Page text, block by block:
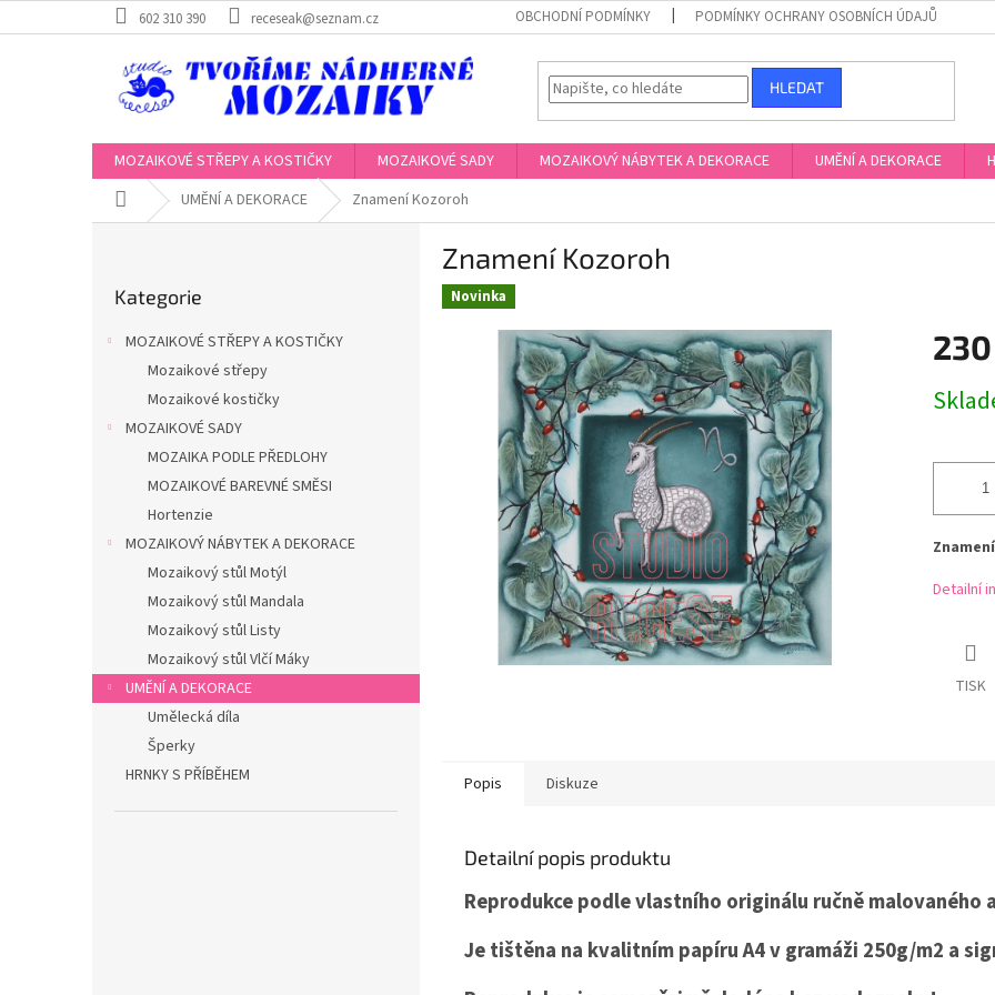
na
602 310 390 receseak@seznam.cz OBCHODNÍ PODMÍNKY PODMÍNKY OCHRANY OSOBNÍCH ÚDAJŮ
HLEDAT
MOZAIKOVÉ STŘEPY A KOSTIČKY MOZAIKOVÉ SADY MOZAIKOVÝ NÁBYTEK A DEKORACE UMĚNÍ A DEKORACE
Domů UMĚNÍ A DEKORACE Znamení Kozoroh
kategorie
Kategorie
MOZAIKOVÉ STŘEPY A KOSTIČKY
Mozaikové střepy
Mozaikové kostičky
MOZAIKOVÉ SADY
MOZAIKA PODLE PŘEDLOHY
MOZAIKOVÉ BAREVNÉ SMĚSI
Hortenzie
MOZAIKOVÝ NÁBYTEK A DEKORACE
Mozaikový stůl Motýl
Mozaikový stůl Mandala
Mozaikový stůl Listy
Mozaikový stůl Vlčí Máky
UMĚNÍ A DEKORACE
Umělecká díla
Šperky
HRNKY S PŘÍBĚHEM
Znamení Kozoroh
Novinka
cena:
Detailní
TISK
Popis Diskuze
Detailní popis produktu
Reprodukce podle vlastního originálu ručně malovaného
Je tištěna na kvalitním papíru A4 v gramáži 250g/m2 a